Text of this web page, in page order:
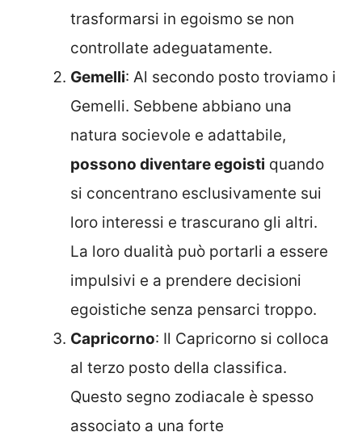
trasformarsi in egoismo se non
controllate adeguatamente.
Gemelli: Al secondo posto troviamo i
Gemelli. Sebbene abbiano una
natura socievole e adattabile,
possono diventare egoisti quando
si concentrano esclusivamente sui
loro interessi e trascurano gli altri.
La loro dualità può portarli a essere
impulsivi e a prendere decisioni
egoistiche senza pensarci troppo.
Capricorno: Il Capricorno si colloca
al terzo posto della classifica.
Questo segno zodiacale è spesso
associato a una forte